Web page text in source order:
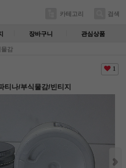
카테고리 검색
장바구니 관심상품
감
1
티나/부식물감/빈티지